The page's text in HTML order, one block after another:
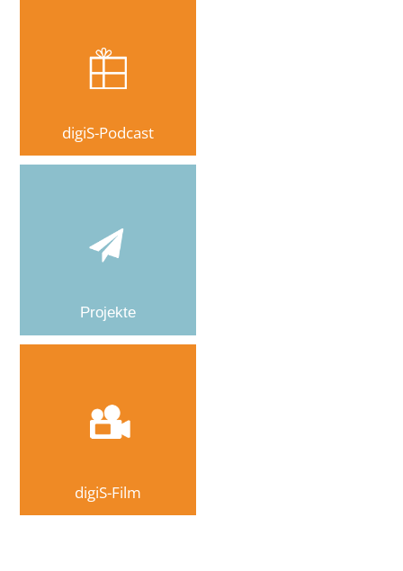
digiS-Podcast
Projekte
digiS-Film